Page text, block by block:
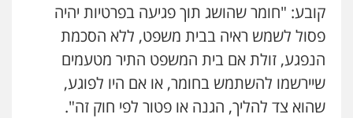
קובע: "חומר שהושג תוך פגיעה בפרטיות יהיה
פסול לשמש ראיה בבית משפט, ללא הסכמת
הנפגע, זולת אם בית המשפט התיר מטעמים
שיירשמו להשתמש בחומר, או אם היו לפוגע,
שהוא צד להליך, הגנה או פטור לפי חוק זה".